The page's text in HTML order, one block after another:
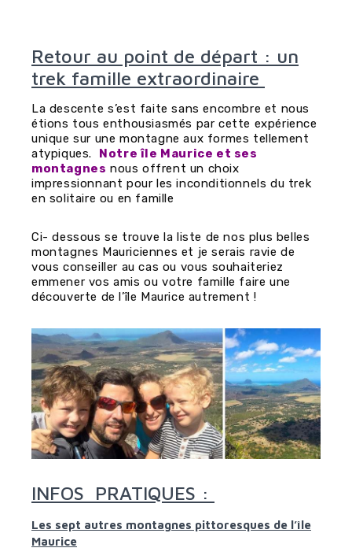
Retour au point de départ : un
trek famille extraordinaire
La descente s’est faite sans encombre et nous
étions tous enthousiasmés par cette expérience
unique sur une montagne aux formes tellement
atypiques. Notre île Maurice et ses
montagnes nous offrent un choix
impressionnant pour les inconditionnels du trek
en solitaire ou en famille
Ci- dessous se trouve la liste de nos plus belles
montagnes Mauriciennes et je serais ravie de
vous conseiller au cas ou vous souhaiteriez
emmener vos amis ou votre famille faire une
découverte de l’île Maurice autrement !
INFOS PRATIQUES :
Les sept autres montagnes pittoresques de l’île
Maurice